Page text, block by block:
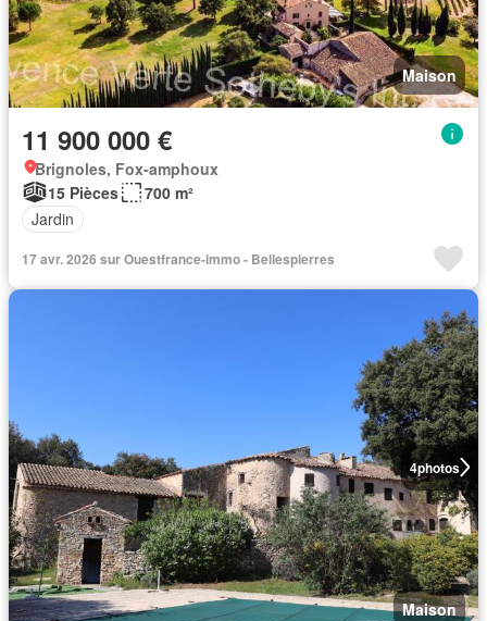
Maison
11 900 000 €
Brignoles, Fox-amphoux
15 Pièces
700 m²
Jardin
17 avr. 2026 sur Ouestfrance-immo - Bellespierres
4photos
Maison